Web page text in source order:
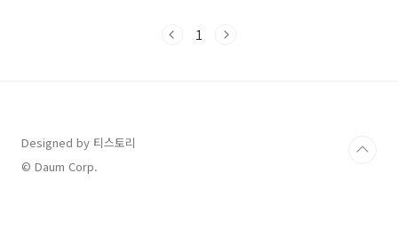
하다. 자전거를 타고 국경을 넘어간다는 생각에 기분 좋게 일어났다. 어
1
Designed by 티스토리
© Daum Corp.